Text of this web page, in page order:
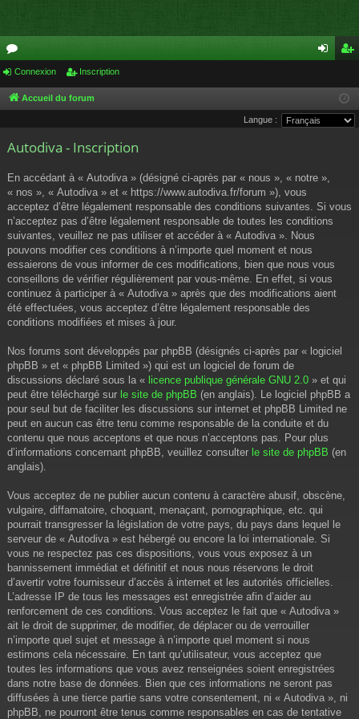
or
u
s
cri
pti
Connexion Inscription
Accueil du forum
Langue :
Autodiva - Inscription
En accédant à « Autodiva » (désigné ci-après par « nous », « notre »,
« nos », « Autodiva » et « https://www.autodiva.fr/forum »), vous
acceptez d’être légalement responsable des conditions suivantes. Si vous
n’acceptez pas d’être légalement responsable de toutes les conditions
suivantes, veuillez ne pas utiliser et accéder à « Autodiva ». Nous
pouvons modifier ces conditions à n’importe quel moment et nous
essaierons de vous informer de ces modifications, bien que nous vous
conseillons de vérifier régulièrement par vous-même. En effet, si vous
continuez à participer à « Autodiva » après que des modifications aient
été effectuées, vous acceptez d’être légalement responsable des
conditions modifiées et mises à jour.
Nos forums sont développés par phpBB (désignés ci-après par « logiciel
phpBB » et « phpBB Limited ») qui est un logiciel de forum de
discussions déclaré sous la « licence publique générale GNU 2.0 » et qui
peut être téléchargé sur le site de phpBB (en anglais). Le logiciel phpBB a
pour seul but de faciliter les discussions sur internet et phpBB Limited ne
peut en aucun cas être tenu comme responsable de la conduite et du
contenu que nous acceptons et que nous n’acceptons pas. Pour plus
d’informations concernant phpBB, veuillez consulter le site de phpBB (en
anglais).
Vous acceptez de ne publier aucun contenu à caractère abusif, obscène,
vulgaire, diffamatoire, choquant, menaçant, pornographique, etc. qui
pourrait transgresser la législation de votre pays, du pays dans lequel le
serveur de « Autodiva » est hébergé ou encore la loi internationale. Si
vous ne respectez pas ces dispositions, vous vous exposez à un
bannissement immédiat et définitif et nous nous réservons le droit
d’avertir votre fournisseur d’accès à internet et les autorités officielles.
L’adresse IP de tous les messages est enregistrée afin d’aider au
renforcement de ces conditions. Vous acceptez le fait que « Autodiva »
ait le droit de supprimer, de modifier, de déplacer ou de verrouiller
n’importe quel sujet et message à n’importe quel moment si nous
estimons cela nécessaire. En tant qu’utilisateur, vous acceptez que
toutes les informations que vous avez renseignées soient enregistrées
dans notre base de données. Bien que ces informations ne seront pas
diffusées à une tierce partie sans votre consentement, ni « Autodiva », ni
phpBB, ne pourront être tenus comme responsables en cas de tentative